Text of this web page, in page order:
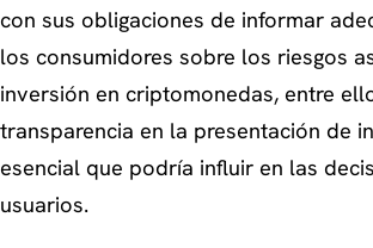
con sus obligaciones de informar
los consumidores sobre los riesgos
inversión en criptomonedas, entre
transparencia en la presentación de
esencial que podría influir en las
usuarios.